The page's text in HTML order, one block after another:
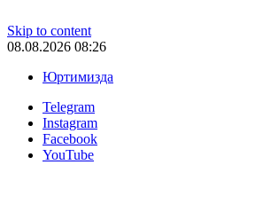
Skip to content
08.08.2026 08:26
Юртимизда
Telegram
Instagram
Facebook
YouTube